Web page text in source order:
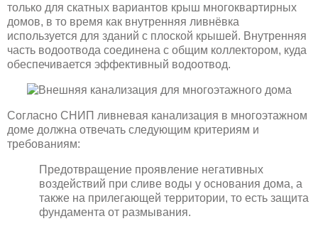
только для скатных вариантов крыш многоквартирных
домов, в то время как внутренняя ливнёвка
используется для зданий с плоской крышей. Внутренняя
часть водоотвода соединена с общим коллектором, куда
обеспечивается эффективный водоотвод.
Согласно СНИП ливневая канализация в многоэтажном
доме должна отвечать следующим критериям и
требованиям:
Предотвращение проявление негативных
воздействий при сливе воды у основания дома, а
также на прилегающей территории, то есть защита
фундамента от размывания.